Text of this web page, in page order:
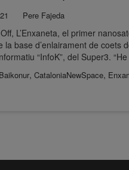
Pere Fajeda
L’Enxaneta, el primer
la base d’enlairament de coets
“InfoK”, del Super3.
Baikonur, CataloniaNewSpace,